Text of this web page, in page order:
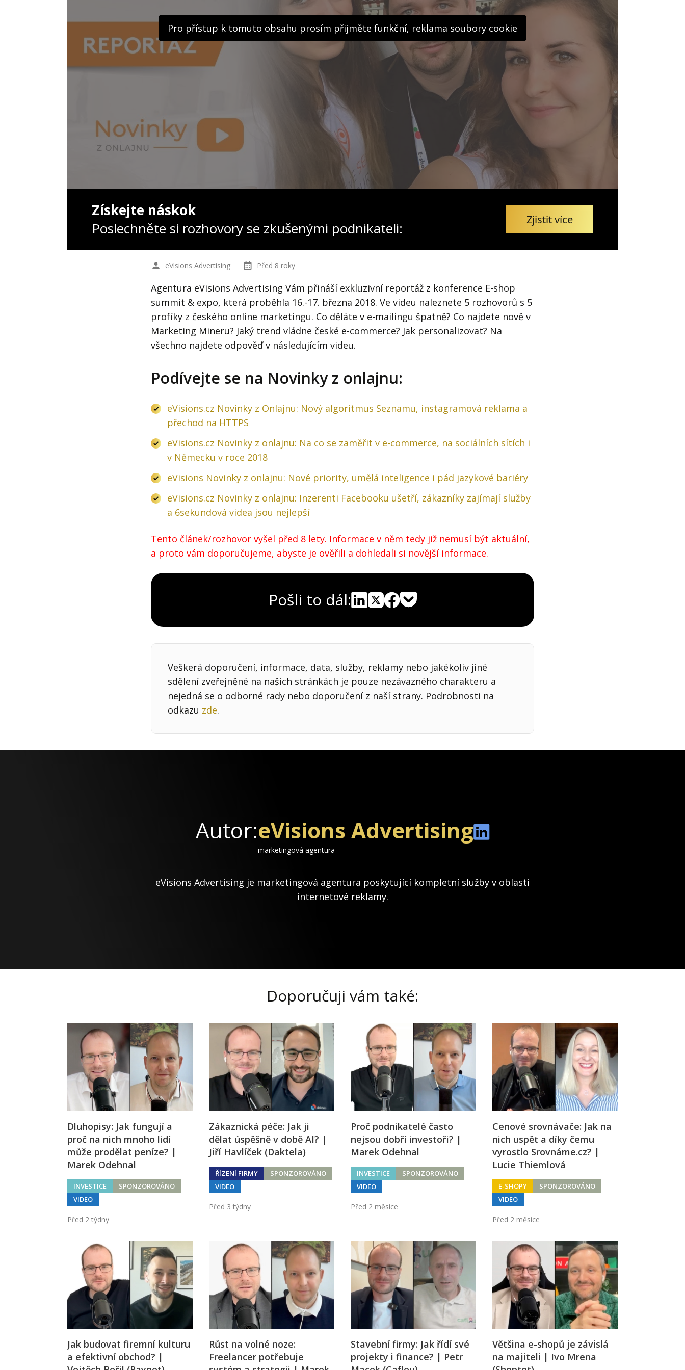
Pro přístup k tomuto obsahu prosím přijměte funkční, reklama soubory cookie
Získejte náskok
Poslechněte si rozhovory se zkušenými podnikateli:
Zjistit více
eVisions Advertising Před 8 roky
Agentura eVisions Advertising Vám přináší exkluzivní reportáž z konference E-shop
summit & expo, která proběhla 16.-17. března 2018. Ve videu naleznete 5 rozhovorů s 5
profíky z českého online marketingu. Co děláte v e-mailingu špatně? Co najdete nově v
Marketing Mineru? Jaký trend vládne české e-commerce? Jak personalizovat? Na
všechno najdete odpověď v následujícím videu.
Podívejte se na Novinky z onlajnu:
eVisions.cz Novinky z Onlajnu: Nový algoritmus Seznamu, instagramová reklama a
přechod na HTTPS
eVisions.cz Novinky z onlajnu: Na co se zaměřit v e-commerce, na sociálních sítích i
v Německu v roce 2018
eVisions Novinky z onlajnu: Nové priority, umělá inteligence i pád jazykové bariéry
eVisions.cz Novinky z onlajnu: Inzerenti Facebooku ušetří, zákazníky zajímají služby
a 6sekundová videa jsou nejlepší
Tento článek/rozhovor vyšel před 8 lety. Informace v něm tedy již nemusí být aktuální,
a proto vám doporučujeme, abyste je ověřili a dohledali si novější informace.
Pošli to dál:
Veškerá doporučení, informace, data, služby, reklamy nebo jakékoliv jiné
sdělení zveřejněné na našich stránkách je pouze nezávazného charakteru a
nejedná se o odborné rady nebo doporučení z naší strany. Podrobnosti na
odkazu zde.
Autor:eVisions Advertising
marketingová agentura
eVisions Advertising je marketingová agentura poskytující kompletní služby v oblasti
internetové reklamy.
Doporučuji vám také:
Dluhopisy: Jak fungují a
proč na nich mnoho lidí
může prodělat peníze? |
Marek Odehnal
INVESTICE
SPONZOROVÁNO
VIDEO
Před 2 týdny
Zákaznická péče: Jak ji
dělat úspěšně v době AI? |
Jiří Havlíček (Daktela)
ŘÍZENÍ FIRMY
SPONZOROVÁNO
VIDEO
Před 3 týdny
Proč podnikatelé často
nejsou dobří investoři? |
Marek Odehnal
INVESTICE
SPONZOROVÁNO
VIDEO
Před 2 měsíce
Cenové srovnávače: Jak na
nich uspět a díky čemu
vyrostlo Srovnáme.cz? |
Lucie Thiemlová
E-SHOPY
SPONZOROVÁNO
VIDEO
Před 2 měsíce
Jak budovat firemní kulturu
a efektivní obchod? |
Růst na volné noze:
Freelancer potřebuje
Stavební firmy: Jak řídí své
projekty i finance? | Petr
Většina e-shopů je závislá
na majiteli | Ivo Mrena